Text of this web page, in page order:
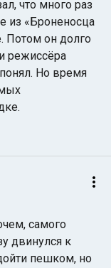
что много раз
из «Броненосца
Потом он долго
режиссёра
Но время
самого
двинулся к
пешком, но